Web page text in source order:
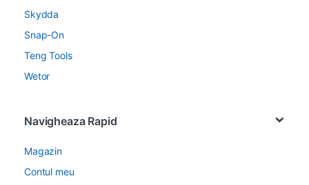
Skydda
Snap-On
Teng Tools
Wetor
Navigheaza Rapid
Magazin
Contul meu